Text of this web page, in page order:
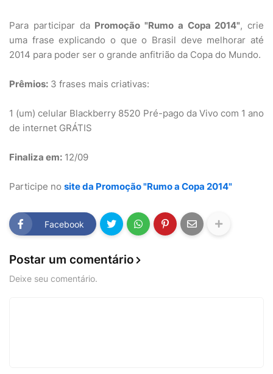
Para participar da Promoção "Rumo a Copa 2014", crie
uma frase explicando o que o Brasil deve melhorar até
2014 para poder ser o grande anfitrião da Copa do Mundo.
Prêmios: 3 frases mais criativas:
1 (um) celular Blackberry 8520 Pré-pago da Vivo com 1 ano
de internet GRÁTIS
Finaliza em: 12/09
Participe no site da Promoção "Rumo a Copa 2014"
Facebook
Postar um comentário
Deixe seu comentário.